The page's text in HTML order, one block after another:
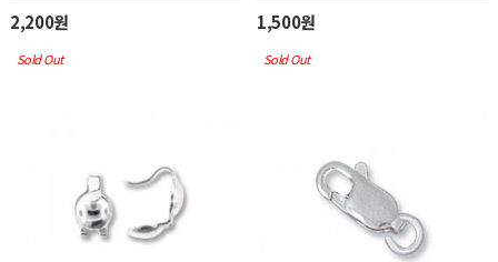
2,200원
Sold Out
1,500원
Sold Out